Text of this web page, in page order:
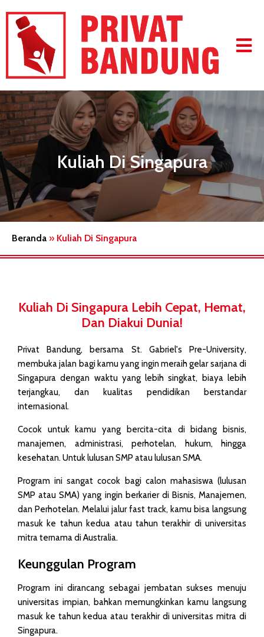
Kuliah Di Singapura
Beranda » Kuliah Di Singapura
Kuliah Di Singapura Lebih Cepat, Hemat,
Dan Diakui Dunia!
Privat Bandung, bersama St. Gabriel's Pre-University,
membuka jalan bagi kamu yang ingin meraih gelar sarjana di
Singapura dengan waktu yang lebih singkat, biaya lebih
terjangkau, dan kualitas pendidikan berstandar
internasional.
Cocok untuk kamu yang bercita-cita di bidang bisnis,
manajemen, administrasi, perhotelan, hukum, hingga
kesehatan. Untuk lulusan SMP atau lulusan SMA.
Program ini sangat cocok bagi calon mahasiswa (lulusan
SMP atau SMA) yang ingin berkarier di Bisnis, Manajemen,
dan Perhotelan. Melalui jalur fast track, kamu bisa langsung
masuk ke tahun kedua atau tahun terakhir di universitas
mitra ternama di Australia.
Keunggulan Program
Program ini dirancang sebagai jembatan sukses menuju
universitas impian, bahkan memungkinkan kamu langsung
masuk ke tahun kedua atau terakhir di universitas mitra di
Singapura.